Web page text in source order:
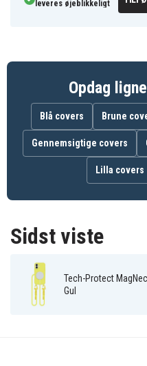
Mærke: Tech-Protect
Model:
Farve: Gul
Materiale: Plastik
Features: MagSafe-
lanyard
Kompatibel med:
Artikkelnr 178651
EAN / GTIN
Varemærke
leveres øjeblikkeligt
Opdag
Blå covers Brune
Gennemsigtige covers
Lilla covers
Sidst viste
Tech-Protect
Gul